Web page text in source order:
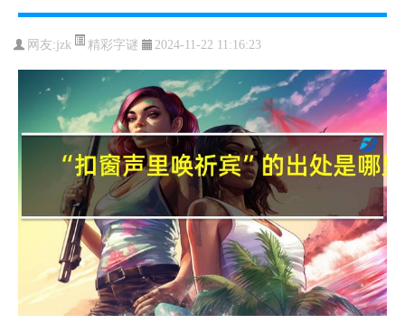
网友:jzk 精彩字谜 2024-11-22 11:16:23